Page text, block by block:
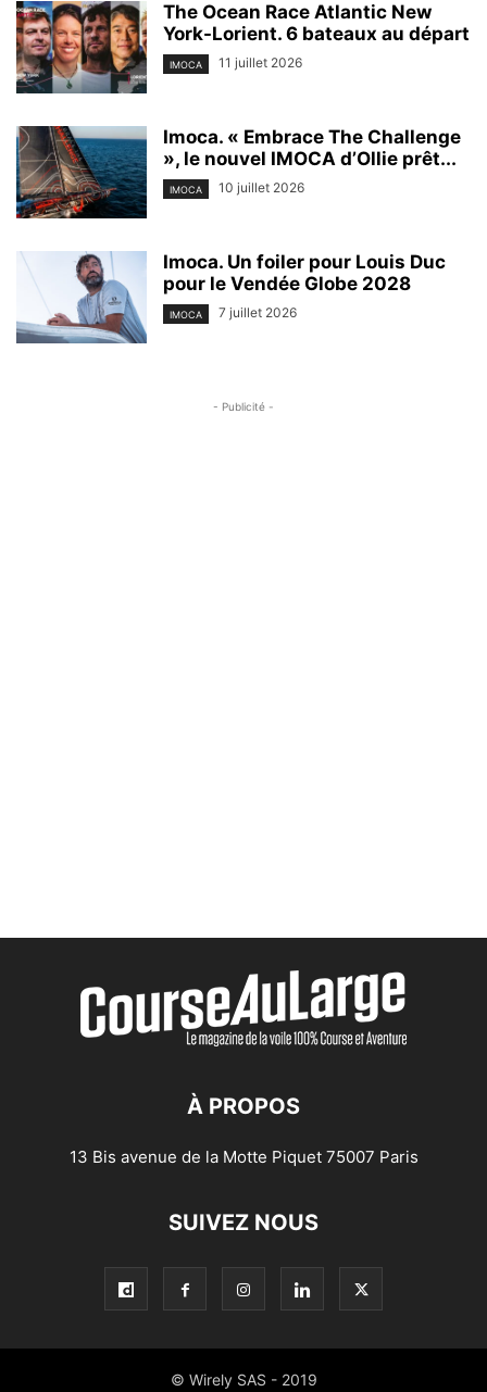
The Ocean Race Atlantic New
York-Lorient. 6 bateaux au départ
IMOCA 11 juillet 2026
Imoca. « Embrace The Challenge
», le nouvel IMOCA d’Ollie prêt...
IMOCA 10 juillet 2026
Imoca. Un foiler pour Louis Duc
pour le Vendée Globe 2028
IMOCA 7 juillet 2026
- Publicité -
À PROPOS
13 Bis avenue de la Motte Piquet 75007 Paris
SUIVEZ NOUS
© Wirely SAS - 2019